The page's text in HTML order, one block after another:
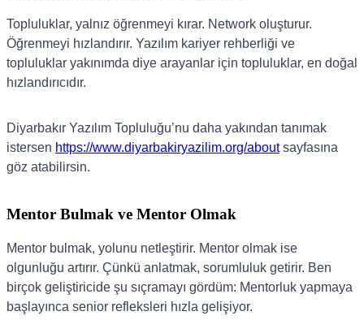
Topluluklar, yalnız öğrenmeyi kırar. Network oluşturur.
Öğrenmeyi hızlandırır. Yazılım kariyer rehberliği ve
topluluklar yakınımda diye arayanlar için topluluklar, en doğal
hızlandırıcıdır.
Diyarbakır Yazılım Topluluğu’nu daha yakından tanımak
istersen https://www.diyarbakiryazilim.org/aboutsayfasına
göz atabilirsin.
Mentor Bulmak ve Mentor Olmak
Mentor bulmak, yolunu netleştirir. Mentor olmak ise
olgunluğu artırır. Çünkü anlatmak, sorumluluk getirir. Ben
birçok geliştiricide şu sıçramayı gördüm: Mentorluk yapmaya
başlayınca senior refleksleri hızla gelişiyor.